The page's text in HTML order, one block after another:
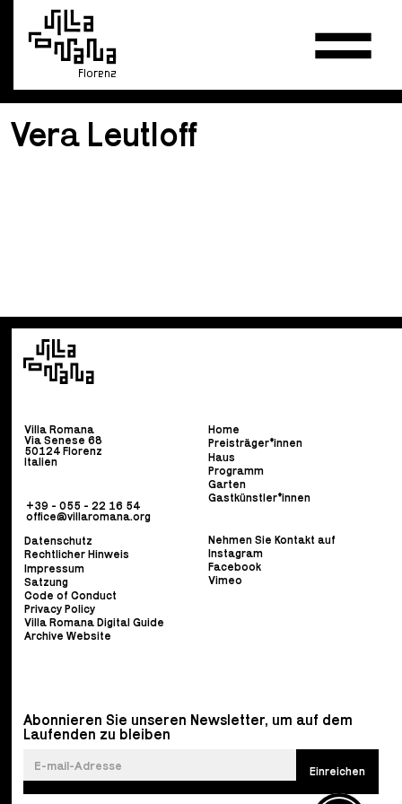
Florenz
Vera Leutloff
Villa Romana
Via Senese 68
50124 Florenz
Italien
+39 - 055 - 22 16 54
office@villaromana.org
Home
Preisträger*innen
Haus
Programm
Garten
Gastkünstler*innen
Datenschutz
Rechtlicher Hinweis
Impressum
Satzung
Code of Conduct
Privacy Policy
Villa Romana Digital Guide
Archive Website
Nehmen Sie Kontakt auf
Instagram
Facebook
Vimeo
Abonnieren Sie unseren Newsletter, um auf dem
Laufenden zu bleiben